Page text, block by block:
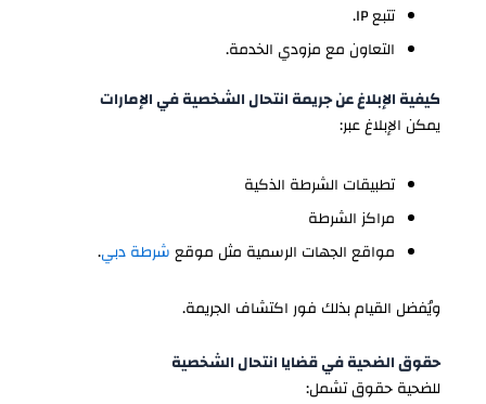
تتبع IP.
التعاون مع مزودي الخدمة.
كيفية الإبلاغ عن جريمة انتحال الشخصية في الإمارات
يمكن الإبلاغ عبر:
تطبيقات الشرطة الذكية
مراكز الشرطة
مواقع الجهات الرسمية مثل موقعشرطة دبي.
ويُفضل القيام بذلك فور اكتشاف الجريمة.
حقوق الضحية في قضايا انتحال الشخصية
للضحية حقوق تشمل: